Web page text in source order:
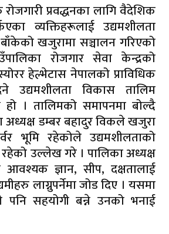
प्रवद्धनका लागि वैदेशिक
व्यक्तिहरूलाई उद्यमशीलता
बाँकेको खजुरामा सञ्चालन गरिएको
रोजगार सेवा केन्द्रको
हेल्भेटास नेपालको प्राविधिक
उद्यमशीलता विकास तालिम
। तालिमको समापनमा बोल्दै
अध्यक्ष डम्बर बहादुर विकले खजुरा
भूमि रहेकोले उद्यमशीलताको
उल्लेख गरे । पालिका अध्यक्ष
आवश्यक ज्ञान, सीप, दक्षतालाई
लाग्नुपर्नेमा जोड दिए । यसमा
पनि सहयोगी बन्ने उनको भनाई